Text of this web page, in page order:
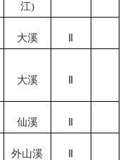
江)
大溪 Ⅱ
大溪 Ⅱ
仙溪 Ⅱ
外山溪 Ⅱ